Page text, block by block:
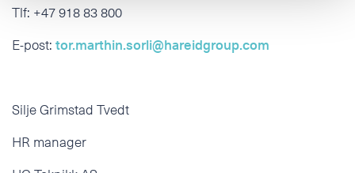
Tlf: +47 918 83 800
E-post:tor.marthin.sorli@hareidgroup.com
Silje Grimstad Tvedt
HR manager